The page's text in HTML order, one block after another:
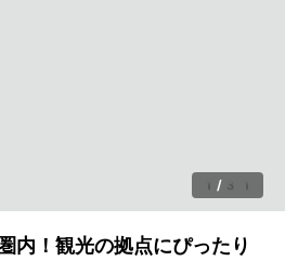
1 / 31
内！観光の拠点にぴったり